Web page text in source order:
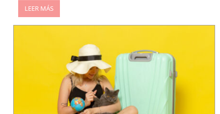
LEER MÁS